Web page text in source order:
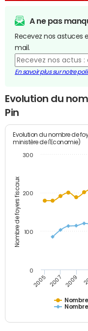
A ne pas
Recevez nos
mail.
En savoir plus sur notre
Evolution du
Pin
Nombre de foyers fiscaux
Evolution du nombre de
ministère de l'Economie)
2005 2007 2009
0
100
200
300